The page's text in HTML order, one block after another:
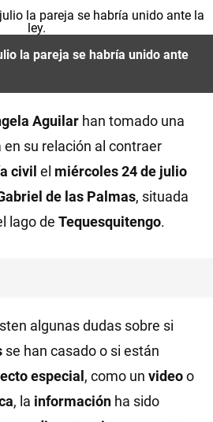
la pareja se habría unido ante
Aguilar han tomado una
su relación al contraer
civil el miércoles 24 de julio
de las Palmas, situada
lago de Tequesquitengo.
algunas dudas sobre si
se han casado o si están
especial , como un videoo
, la información ha sido